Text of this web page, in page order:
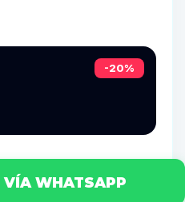
-20%
VÍA WHATSAPP